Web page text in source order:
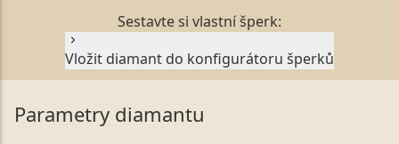
Sestavte si vlastní šperk:
Vložit diamant do konfigurátoru šperků
Parametry diamantu